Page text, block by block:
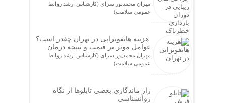
مهران محمدپور سرای (کارشناس ارشد روابط
عمومی سلامت)
هزینه هایفوتراپی در تهران چقدر است؟
عوامل موثر بر قیمت و نتیجه درمان
مهران محمدپور سرای (کارشناس ارشد روابط
عمومی سلامت)
راز ماندگاری بعضی تابلوها از نگاه
روانشناسی